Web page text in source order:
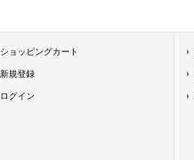
ショッピングカート
新規登録
ログイン